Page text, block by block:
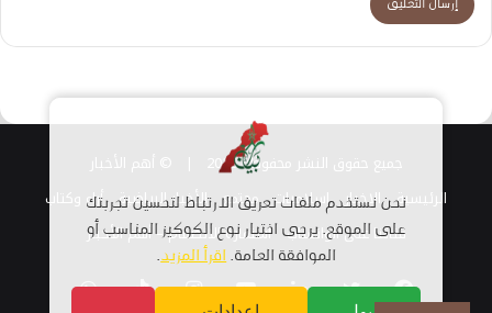
جميع حقوق النشر محفوظة 2026 |
الرئيسية
الاخبار اسلاميات مجتمع الأخبار الرياضية أراء وكتاب
قناتنا على الواتساب استمارة الانضمام – أهم الأخبار
فيسبوكتويتر لينكدإنيوتيوبانستقرامTikTokواتساب
نحن نستخدم ملفات تعريف الارتباط لتحسين تجربتك
على الموقع. يرجى اختيار نوع الكوكيز المناسب أو
الموافقة العامة.اقرأ المزيد.